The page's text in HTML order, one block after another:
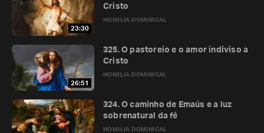
23:30
HOMILIA DOMINICAL
Cristo
26:51
HOMILIA DOMINICAL
325. O pastoreio e o amor indiviso a
Cristo
HOMILIA DOMINICAL
324. O caminho de Emaús e a luz
sobrenatural da fé